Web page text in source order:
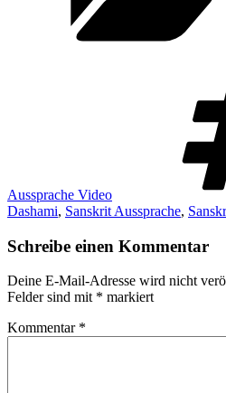
Aussprache Video
Dashami, Sanskrit Aussprache,
Schreibe einen Kommentar
Deine E-Mail-Adresse wird nicht
Felder sind mit * markiert
Kommentar *